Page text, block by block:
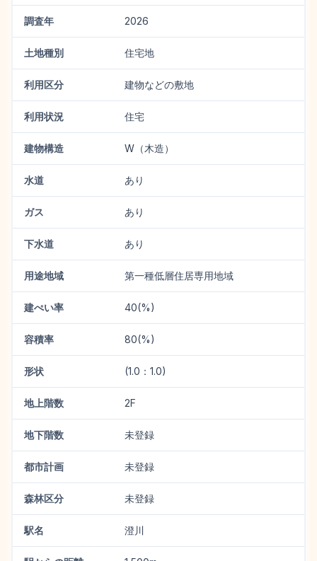
調査年 2026
土地種別 住宅地
利用区分 建物などの敷地
利用状況 住宅
建物構造 W（木造）
水道 あり
ガス あり
下水道 あり
用途地域 第一種低層住居専用地域
建ぺい率 40(%)
容積率 80(%)
形状 (1.0：1.0)
地上階数 2F
地下階数 未登録
都市計画 未登録
森林区分 未登録
駅名 澄川